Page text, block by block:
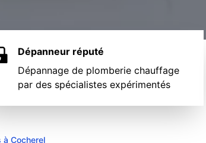
Dépanneur réputé
Dépannage de plomberie chauffage
par des spécialistes expérimentés
à Cocherel